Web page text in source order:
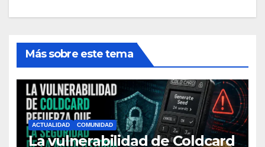
Más sobre este tema
ACTUALIDAD COMUNIDAD
La vulnerabilidad de Coldcard